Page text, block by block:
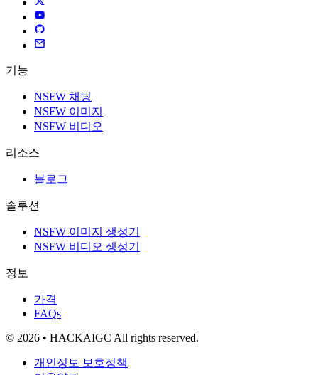
기능
NSFW 채팅
NSFW 이미지
NSFW 비디오
리소스
블로그
솔루션
NSFW 이미지 생성기
NSFW 비디오 생성기
정보
가격
FAQs
© 2026 • HACKAIGC All rights reserved.
개인정보 보호정책